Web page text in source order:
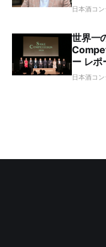
日本酒コ
世界一
ー レポ
日本酒コ